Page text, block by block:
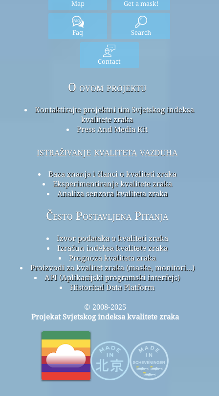
Map Get a mask!
Faq Search
Contact
O ovom projektu
Kontaktirajte projektni tim Svjetskog indeksa
kvalitete zraka
Press And Media Kit
istraživanje kvaliteta vazduha
Baza znanja i članci o kvaliteti zraka
Eksperimentiranje kvalitete zraka
Analiza senzora kvaliteta zraka
Često Postavljena Pitanja
Izvor podataka o kvaliteti zraka
Izračun indeksa kvalitete zraka
Prognoza kvaliteta zraka
Proizvodi za kvalitet zraka (maske, monitori...)
API (Aplikacijski programski interfejs)
Historical Data Platform
© 2008-2025
Projekat Svjetskog indeksa kvalitete zraka